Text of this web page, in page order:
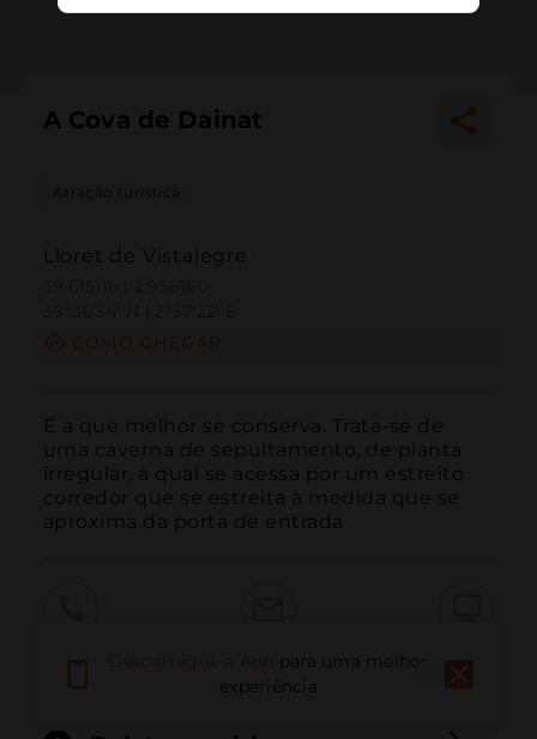
A Cova de Dainat
Atração turística
Lloret de Vistalegre
É a que melhor se conserva. Trata-se de
uma caverna de sepultamento, de planta
irregular, à qual se acessa por um estreito
corredor que se estreita à medida que se
aproxima da porta de entrada
E-mailpara uma melhor
experiência